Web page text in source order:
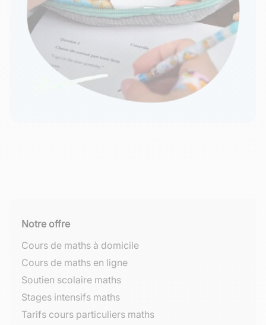
Notre offre
Cours de maths à domicile
Cours de maths en ligne
Soutien scolaire maths
Stages intensifs maths
Tarifs cours particuliers maths